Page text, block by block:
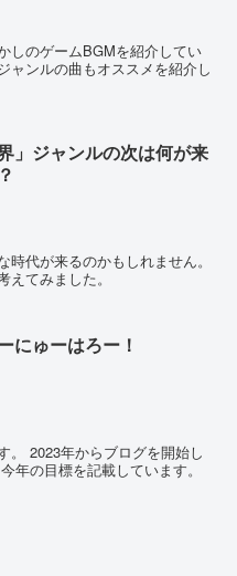
しのゲームBGMを紹介してい
ャンルの曲もオススメを紹介し
」ジャンルの次は何が来
代が来るのかもしれません。
てみました。
にゅーはろー！
。 2023年からブログを開始し
年の目標を記載しています。